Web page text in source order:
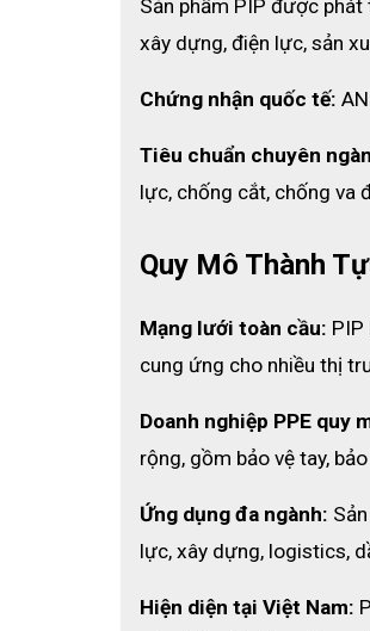
Sản phẩm PIP được
xây dựng, điện lực, sản
Chứng nhận quốc tế:
Tiêu chuẩn chuyên
lực, chống cắt, chống va
Quy Mô Thành
Mạng lưới toàn cầu: PIP
cung ứng cho nhiều thị
Doanh nghiệp PPE quy
rộng, gồm bảo vệ tay,
Ứng dụng đa ngành:
lực, xây dựng, logistics,
Hiện diện tại Việt Nam: